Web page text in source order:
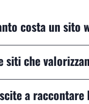
costa un sito
siti che
a